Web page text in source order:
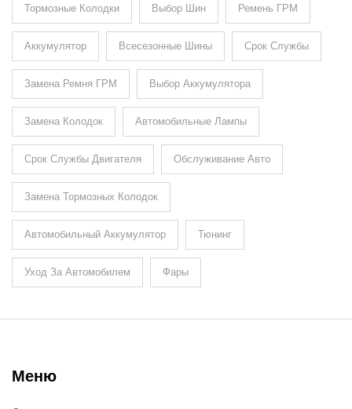
Тормозные Колодки Выбор Шин Ремень ГРМ
Аккумулятор Всесезонные Шины Срок Службы
Замена Ремня ГРМ Выбор Аккумулятора
Замена Колодок Автомобильные Лампы
Срок Службы Двигателя Обслуживание Авто
Замена Тормозных Колодок
Автомобильный Аккумулятор Тюнинг
Уход За Автомобилем Фары
Меню